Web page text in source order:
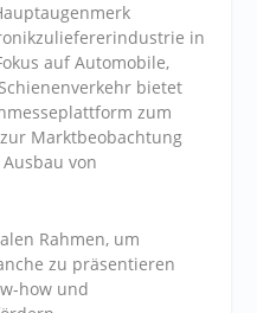
in
auf Automobile,
bietet
zum
Marktbeobachtung
von
Rahmen, um
zu präsentieren
how und